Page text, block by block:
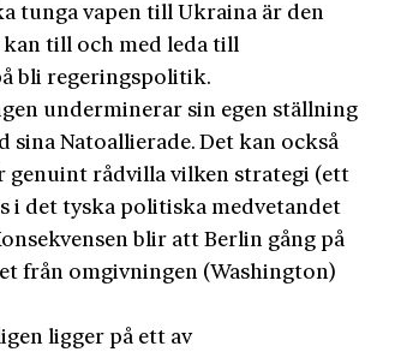
tunga vapen till Ukraina är den
kan till och med leda till
bli regeringspolitik.
underminerar sin egen ställning
sina Natoallierade. Det kan också
genuint rådvilla vilken strategi (ett
det tyska politiska medvetandet
blir att Berlin gång på
från omgivningen (Washington)
ligger på ett av